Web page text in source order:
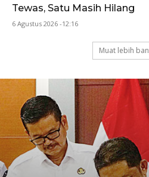
Tewas, Satu Masih Hilang
6 Agustus 2026 -12:16
Muat lebih